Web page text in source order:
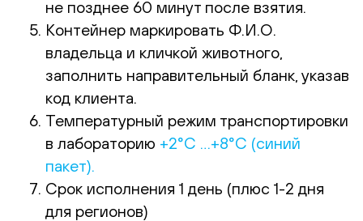
не позднее 60 минут после взятия.
Контейнер маркировать Ф.И.О.
владельца и кличкой животного,
заполнить направительный бланк, указав
код клиента.
Температурный режим транспортировки
в лабораторию +2°С …+8°С (синий
пакет).
Срок исполнения 1 день (плюс 1-2 дня
для регионов)